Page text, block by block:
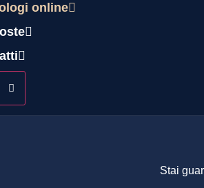
online
Stai